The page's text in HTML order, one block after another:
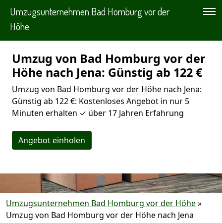
Umzugsunternehmen Bad Homburg vor der
Höhe
Umzug von Bad Homburg vor der
Höhe nach Jena: Günstig ab 122 €
Umzug von Bad Homburg vor der Höhe nach Jena:
Günstig ab 122 €: Kostenloses Angebot in nur 5
Minuten erhalten ✓ über 17 Jahren Erfahrung
Angebot einholen
Umzugsunternehmen Bad Homburg vor der Höhe»
Umzug von Bad Homburg vor der Höhe nach Jena